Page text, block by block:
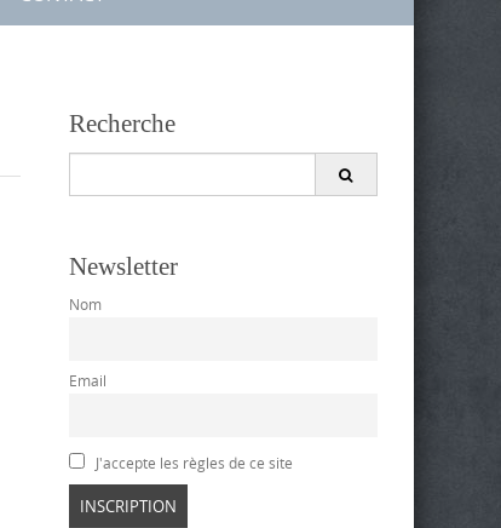
Recherche
Newsletter
Nom
Email
J'accepte les règles de ce site